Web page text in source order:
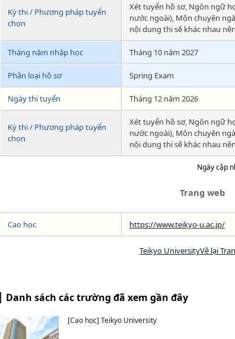
Kỳ thi / Phương pháp tuyển
chọn
Xét tuyển hồ sơ, Ngôn ngữ
nước ngoài), Môn chuyên
nội dung thi sẽ khác nhau
Tháng năm nhập học Tháng 10 năm 2027
Phân loại hồ sơ Spring Exam
Ngày thi tuyển Tháng 12 năm 2026
Kỳ thi / Phương pháp tuyển
chọn
Xét tuyển hồ sơ, Ngôn ngữ
nước ngoài), Môn chuyên
nội dung thi sẽ khác nhau
Ngày cập
Trang web
Cao học https://www.teikyo-u.ac.jp/
Teikyo UniversityVề lại
Danh sách các trường đã xem gần đây
[Cao học] Teikyo University